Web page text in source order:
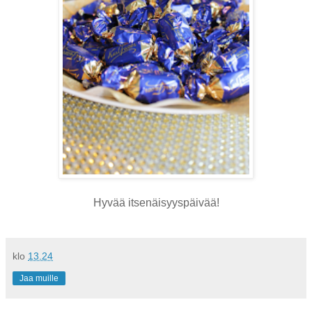
Hyvää itsenäisyyspäivää!
klo 13.24
Jaa muille